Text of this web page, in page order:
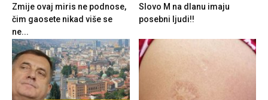
Zmije ovaj miris ne podnose,
čim gaosete nikad više se
ne...
Slovo M na dlanu imaju
posebni ljudi!!